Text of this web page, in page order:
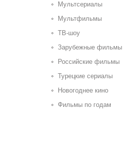
Мультсериалы
Мультфильмы
ТВ-шоу
Зарубежные фильмы
Российские фильмы
Турецкие сериалы
Новогоднее кино
Фильмы по годам